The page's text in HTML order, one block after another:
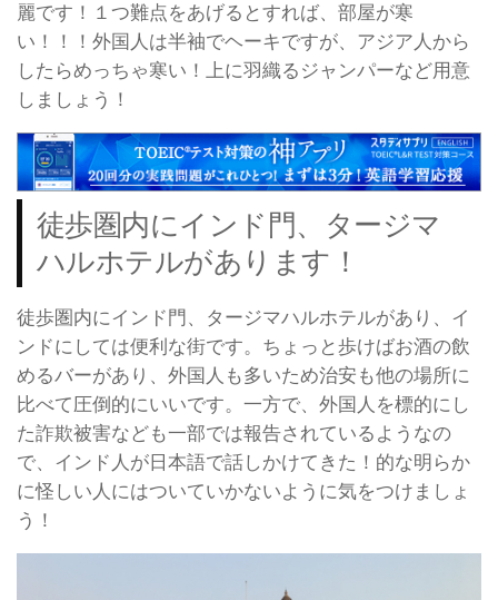
麗です！１つ難点をあげるとすれば、部屋が寒
い！！！外国人は半袖でヘーキですが、アジア人から
したらめっちゃ寒い！上に羽織るジャンパーなど用意
しましょう！
徒歩圏内にインド門、タージマ
ハルホテルがあります！
徒歩圏内にインド門、タージマハルホテルがあり、イ
ンドにしては便利な街です。ちょっと歩けばお酒の飲
めるバーがあり、外国人も多いため治安も他の場所に
比べて圧倒的にいいです。一方で、外国人を標的にし
た詐欺被害なども一部では報告されているようなの
で、インド人が日本語で話しかけてきた！的な明らか
に怪しい人にはついていかないように気をつけましょ
う！